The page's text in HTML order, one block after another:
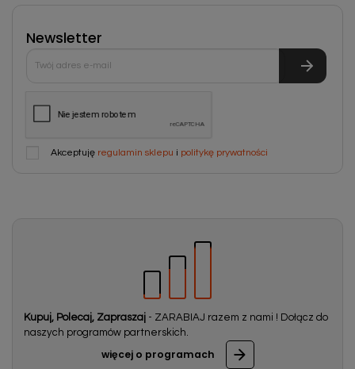
Newsletter
Akceptuję regulamin sklepu i politykę prywatności
Kupuj, Polecaj, Zapraszaj - ZARABIAJ razem z nami ! Dołącz do
naszych programów partnerskich.
więcej o programach